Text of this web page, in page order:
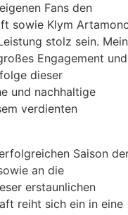
Fans den
sowie Klym
stolz sein. Mein
Engagement und
dieser
und nachhaltige
verdienten
Saison
an die
erstaunlichen
reiht sich ein in eine